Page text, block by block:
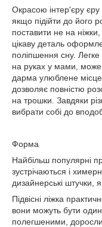
Окрасою інтер'єру єру
якщо підійти до його
поставити не на
цікаву деталь
поліпшення сну. Легке
на руках у мами, може
дарма улюблене
дозволяє повністю
на трошки. Завдяки
вибрати собі до
Форма
Найбільш популярні
зустрічаються і
дизайнерські штучки,
Підвісні ліжка
вони можуть бути
полегшеними,